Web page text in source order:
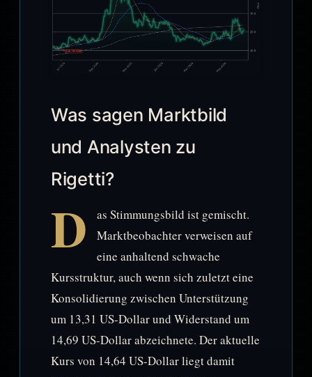
Was sagen Marktbild
und Analysten zu
Rigetti?
D
as Stimmungsbild ist gemischt.
Marktbeobachter verweisen auf
eine anhaltend schwache
Kursstruktur, auch wenn sich zuletzt eine
Konsolidierung zwischen Unterstützung
um 13,31 US-Dollar und Widerstand um
14,69 US-Dollar abzeichnete. Der aktuelle
Kurs von 14,64 US-Dollar liegt damit